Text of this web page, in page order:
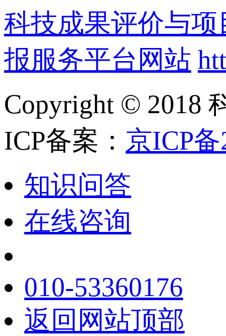
科技成果评价与
报服务平台网站
Copyright © 2018
ICP备案： 京ICP
知识问答
在线咨询
010-53360176
返回网站顶部